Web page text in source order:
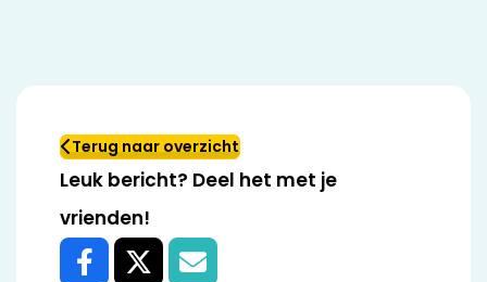
Terug naar overzicht
Leuk bericht? Deel het met je
vrienden!